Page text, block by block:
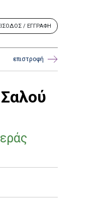
/ ΕΓΓΡΑΦΗ
επιστροφή